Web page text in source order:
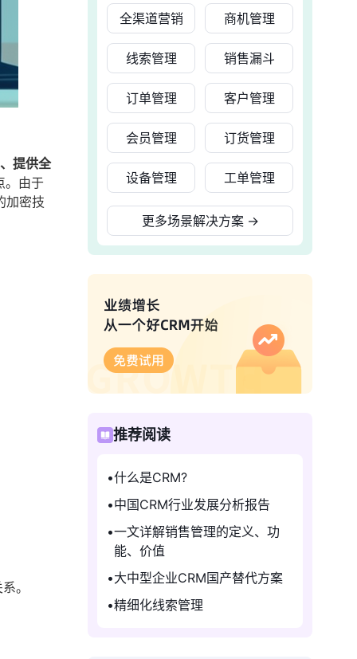
提供全
。由于
加密技
。
全渠道营销 商机管理
线索管理 销售漏斗
订单管理 客户管理
会员管理 订货管理
设备管理 工单管理
更多场景解决方案 →
推荐阅读
什么是CRM?
中国CRM行业发展分析报告
一文详解销售管理的定义、功
能、价值
大中型企业CRM国产替代方案
精细化线索管理